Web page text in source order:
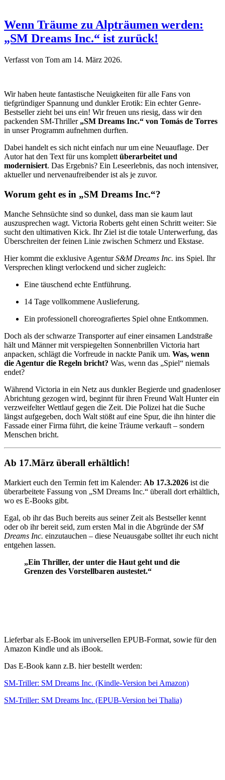
Wenn Träume zu Alpträumen werden:
„SM Dreams Inc.“ ist zurück!
Verfasst von Tom am 14. März 2026.
Wir haben heute fantastische Neuigkeiten für alle Fans von
tiefgründiger Spannung und dunkler Erotik: Ein echter Genre-
Bestseller zieht bei uns ein! Wir freuen uns riesig, dass wir den
packenden SM-Thriller „SM Dreams Inc.“ von Tomás de Torres
in unser Programm aufnehmen durften.
Dabei handelt es sich nicht einfach nur um eine Neuauflage. Der
Autor hat den Text für uns komplett überarbeitet und
modernisiert. Das Ergebnis? Ein Leseerlebnis, das noch intensiver,
aktueller und nervenaufreibender ist als je zuvor.
Worum geht es in „SM Dreams Inc.“?
Manche Sehnsüchte sind so dunkel, dass man sie kaum laut
auszusprechen wagt. Victoria Roberts geht einen Schritt weiter: Sie
sucht den ultimativen Kick. Ihr Ziel ist die totale Unterwerfung, das
Überschreiten der feinen Linie zwischen Schmerz und Ekstase.
Hier kommt die exklusive AgenturS&M Dreams Inc. ins Spiel. Ihr
Versprechen klingt verlockend und sicher zugleich:
Eine täuschend echte Entführung.
14 Tage vollkommene Auslieferung.
Ein professionell choreografiertes Spiel ohne Entkommen.
Doch als der schwarze Transporter auf einer einsamen Landstraße
hält und Männer mit verspiegelten Sonnenbrillen Victoria hart
anpacken, schlägt die Vorfreude in nackte Panik um. Was, wenn
die Agentur die Regeln bricht? Was, wenn das „Spiel“ niemals
endet?
Während Victoria in ein Netz aus dunkler Begierde und gnadenloser
Abrichtung gezogen wird, beginnt für ihren Freund Walt Hunter ein
verzweifelter Wettlauf gegen die Zeit. Die Polizei hat die Suche
längst aufgegeben, doch Walt stößt auf eine Spur, die ihn hinter die
Fassade einer Firma führt, die keine Träume verkauft – sondern
Menschen bricht.
Ab 17.März überall erhältlich!
Markiert euch den Termin fett im Kalender: Ab 17.3.2026 ist die
überarbeitete Fassung von „SM Dreams Inc.“ überall dort erhältlich,
wo es E-Books gibt.
Egal, ob ihr das Buch bereits aus seiner Zeit als Bestseller kennt
oder ob ihr bereit seid, zum ersten Mal in die Abgründe derSM
Dreams Inc. einzutauchen – diese Neuausgabe solltet ihr euch nicht
entgehen lassen.
„Ein Thriller, der unter die Haut geht und die
Grenzen des Vorstellbaren austestet.“
Lieferbar als E-Book im universellen EPUB-Format, sowie für den
Amazon Kindle und als iBook.
Das E-Book kann z.B. hier bestellt werden:
SM-Triller: SM Dreams Inc. (Kindle-Version bei Amazon)
SM-Triller: SM Dreams Inc. (EPUB-Version bei Thalia)